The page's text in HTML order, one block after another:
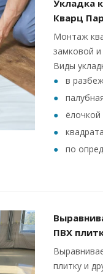
Укладка
Кварц
Монтаж
замковой и
Виды
в
ёлочкой
по
ПВХ
плитку и